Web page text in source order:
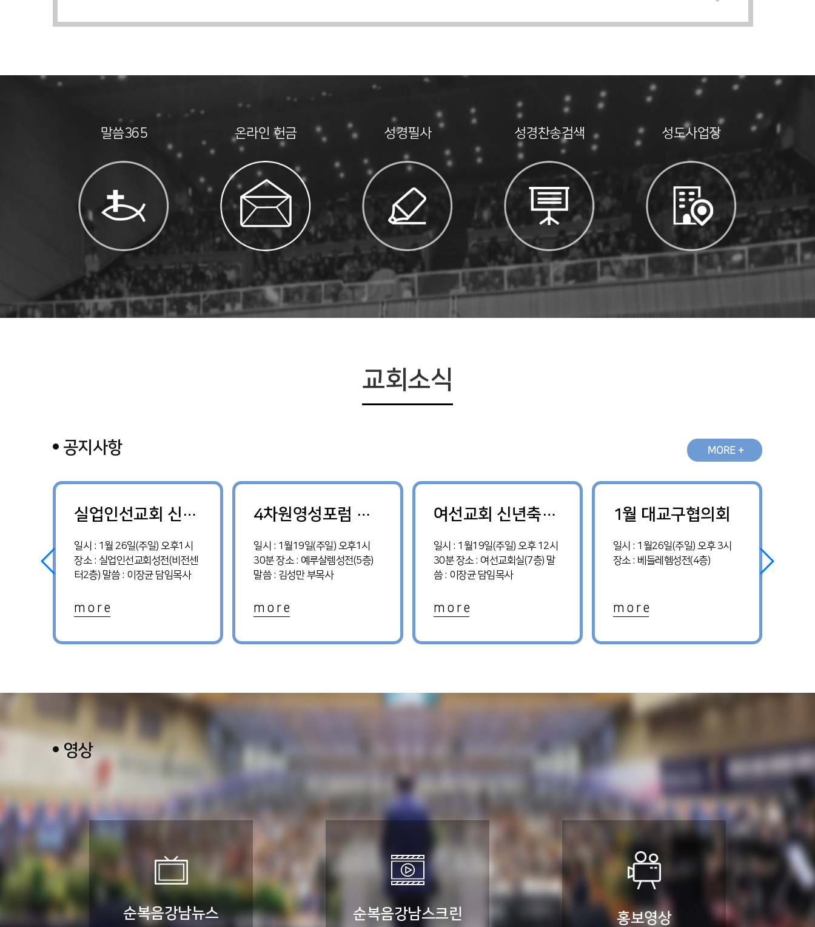
말씀365 온라인 헌금 성경필사 성경찬송검색 성도사업장
교회소식
공지사항
실업인선교회 신년축복성회
일시 : 1월 26일(주일) 오후1시
장소 : 실업인선교회성전(비전센
터2층) 말씀 : 이장균 담임목사
m o r e
4차원영성포럼 신년축복예배
일시 : 1월19일(주일) 오후1시
30분 장소 : 예루살렘성전(5층)
말씀 : 김성만 부목사
m o r e
여선교회 신년축복성회
일시 : 1월19일(주일) 오후 12시
30분 장소 : 여선교회실(7층) 말
씀 : 이장균 담임목사
m o r e
1월 대교구협의회
일시 : 1월26일(주일) 오후 3시
장소 : 베들레헴성전(4층)
m o r e
영상
순복음강남뉴스 순복음강남스크린 홍보영상